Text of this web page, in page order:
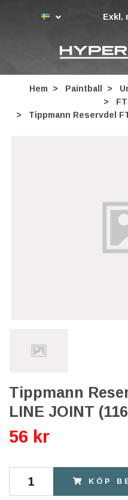
Exkl.
Hem Paintball
Tippmann Reservdel
Tippmann
LINE JOINT
56 kr
KÖP